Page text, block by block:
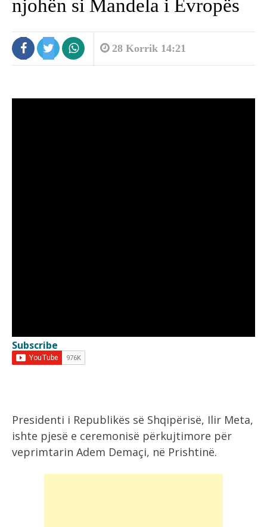
njohën si Mandela i Evropës
28 Korrik 14:21
Subscribe
Presidenti i Republikës së Shqipërisë, Ilir Meta,
ishte pjesë e ceremonisë përkujtimore për
veprimtarin Adem Demaçi, në Prishtinë.